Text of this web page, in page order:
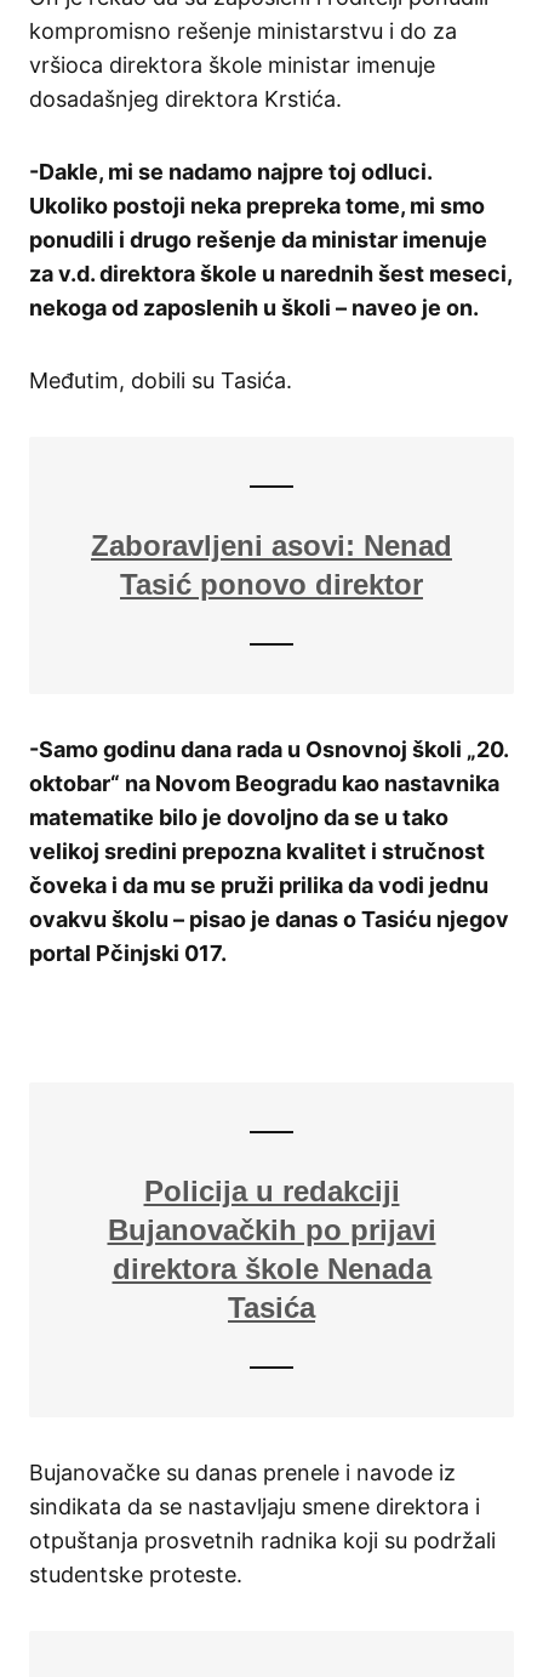
kompromisno rešenje ministarstvu i do za
vršioca direktora škole ministar imenuje
dosadašnjeg direktora Krstića.
-Dakle, mi se nadamo najpre toj odluci.
Ukoliko postoji neka prepreka tome, mi smo
ponudili i drugo rešenje da ministar imenuje
za v.d. direktora škole u narednih šest meseci,
nekoga od zaposlenih u školi – naveo je on.
Međutim, dobili su Tasića.
Zaboravljeni asovi: Nenad
Tasić ponovo direktor
-Samo godinu dana rada u Osnovnoj školi „20.
oktobar“ na Novom Beogradu kao nastavnika
matematike bilo je dovoljno da se u tako
velikoj sredini prepozna kvalitet i stručnost
čoveka i da mu se pruži prilika da vodi jednu
ovakvu školu – pisao je danas o Tasiću njegov
portal Pčinjski 017.
Policija u redakciji
Bujanovačkih po prijavi
direktora škole Nenada
Tasića
Bujanovačke su danas prenele i navode iz
sindikata da se nastavljaju smene direktora i
otpuštanja prosvetnih radnika koji su podržali
studentske proteste.